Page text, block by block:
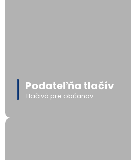
Podateľňa tlačív
Tlačivá pre občanov